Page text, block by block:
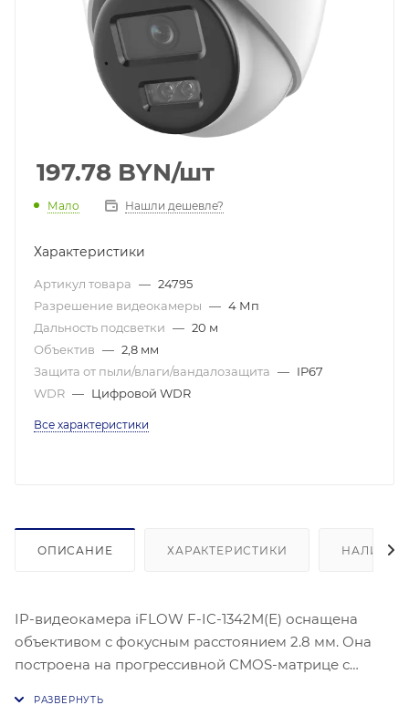
197.78 BYN/шт
Мало Нашли дешевле?
Характеристики
Артикул товара — 24795
Разрешение видеокамеры — 4 Мп
Дальность подсветки — 20 м
Объектив — 2,8 мм
Защита от пыли/влаги/вандалозащита — IP67
WDR — Цифровой WDR
Все характеристики
ОПИСАНИЕ ХАРАКТЕРИСТИКИ НАЛИЧИЕ
IP-видеокамера iFLOW F-IC-1342M(Е) оснащена
объективом с фокусным расстоянием 2.8 мм. Она
построена на прогрессивной CMOS-матрице с